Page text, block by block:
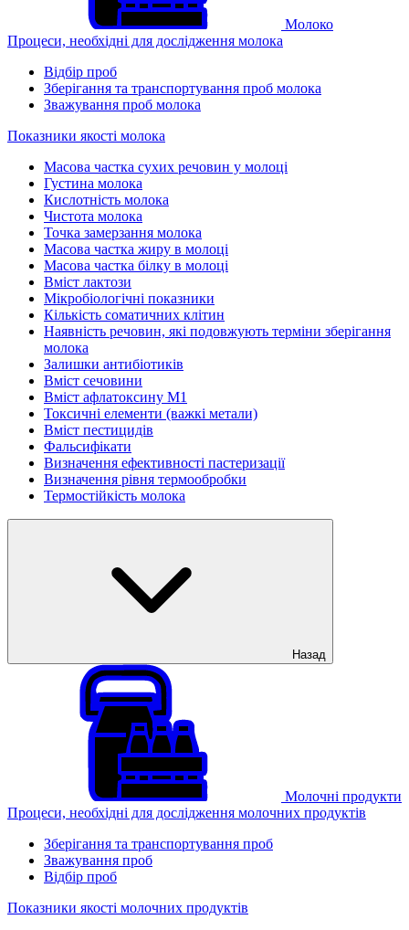
Молоко
Процеси, необхідні для дослідження молока
Відбір проб
Зберігання та транспортування проб молока
Зважування проб молока
Показники якості молока
Масова частка сухих речовин у молоці
Густина молока
Кислотність молока
Чистота молока
Точка замерзання молока
Масова частка жиру в молоці
Масова частка білку в молоці
Вміст лактози
Мікробіологічні показники
Кількість соматичних клітин
Наявність речовин, які подовжують терміни зберігання
молока
Залишки антибіотиків
Вміст сечовини
Вміст афлатоксину М1
Токсичні елементи (важкі метали)
Вміст пестицидів
Фальсифікати
Визначення ефективності пастеризації
Визначення рівня термообробки
Термостійкість молока
Назад
Молочні продукти
Процеси, необхідні для дослідження молочних продуктів
Зберігання та транспортування проб
Зважування проб
Відбір проб
Показники якості молочних продуктів